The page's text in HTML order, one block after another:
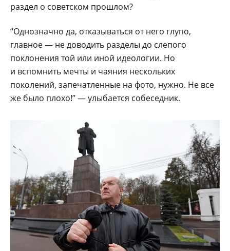
раздел о советском прошлом?
“Однозначно да, отказываться от него глупо,
главное — не доводить разделы до слепого
поклонения той или иной идеологии. Но
и вспомнить мечты и чаяния нескольких
поколений, запечатленные на фото, нужно. Не все
же было плохо!” — улыбается собеседник.